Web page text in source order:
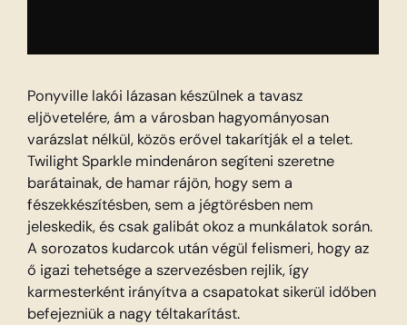
Ponyville lakói lázasan készülnek a tavasz
eljövetelére, ám a városban hagyományosan
varázslat nélkül, közös erővel takarítják el a telet.
Twilight Sparkle mindenáron segíteni szeretne
barátainak, de hamar rájön, hogy sem a
fészekkészítésben, sem a jégtörésben nem
jeleskedik, és csak galibát okoz a munkálatok során.
A sorozatos kudarcok után végül felismeri, hogy az
ő igazi tehetsége a szervezésben rejlik, így
karmesterként irányítva a csapatokat sikerül időben
befejezniük a nagy téltakarítást.